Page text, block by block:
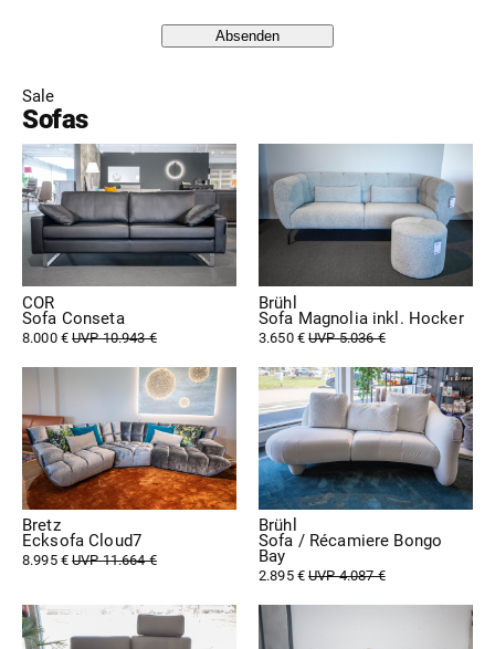
Absenden
Sale
Sofas
COR
Sofa Conseta
8.000 €UVP 10.943 €
Brühl
Sofa Magnolia inkl. Hocker
3.650 €UVP 5.036 €
Bretz
Ecksofa Cloud7
8.995 €UVP 11.664 €
Brühl
Sofa / Récamiere Bongo
Bay
2.895 €UVP 4.087 €